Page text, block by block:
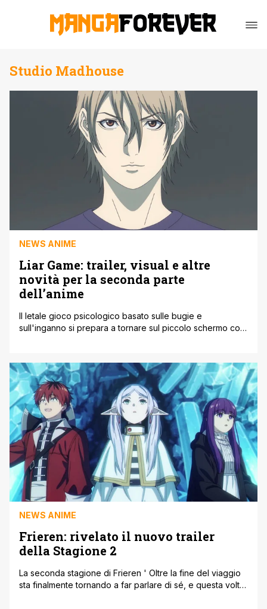
Studio Madhouse
NEWS ANIME
Liar Game: trailer, visual e altre
novità per la seconda parte
dell’anime
Il letale gioco psicologico basato sulle bugie e
sull'inganno si prepara a tornare sul piccolo schermo con
per la seconda parte di Liar Game, la serie animata
realizzata dal rinomato studio d'animazione Madhouse.
Questo secondo blocco di episodi ripartirà ufficialmente
[']
NEWS ANIME
Frieren: rivelato il nuovo trailer
della Stagione 2
La seconda stagione di Frieren ' Oltre la fine del viaggio
sta finalmente tornando a far parlare di sé, e questa volta